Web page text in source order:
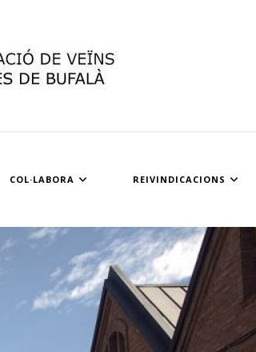
COL·LABORA REIVINDICACIONS